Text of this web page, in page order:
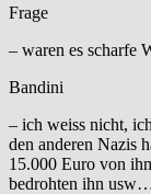
Frage
– waren es scharfe
Bandini
– ich weiss nicht,
den anderen Nazis
15.000 Euro von
bedrohten ihn